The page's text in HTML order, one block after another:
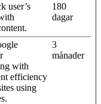
user’s
180
dagar
with
efficiency
using
3
månader